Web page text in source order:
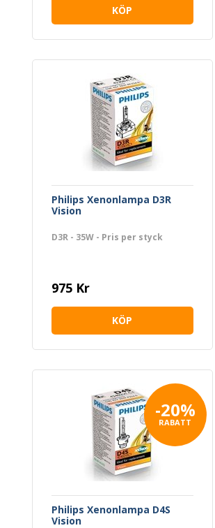
KÖP
Philips Xenonlampa D3R
Vision
D3R - 35W - Pris per styck
975 Kr
KÖP
-20%
RABATT
Philips Xenonlampa D4S
Vision